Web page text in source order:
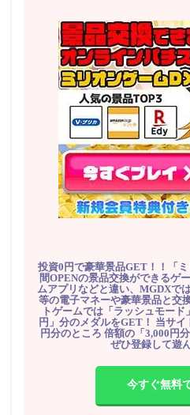
投資0円で豪華景品GET！！「
間OPENの景品交換ができるゲ
ムアプリなどと違い、MGDXで
等の電子マネーや豪華景品と交
トゲームでは「ラッシュモー
円」分のメダルをGET！ 当サ
円分のところ 倍額の「3,000円
ぜひ登録して遊
今すぐ無料